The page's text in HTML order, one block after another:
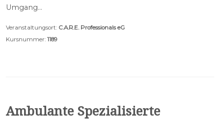
Umgang…
Veranstaltungsort: C.A.R.E. Professionals eG
Kursnummer: 1189
Ambulante Spezialisierte